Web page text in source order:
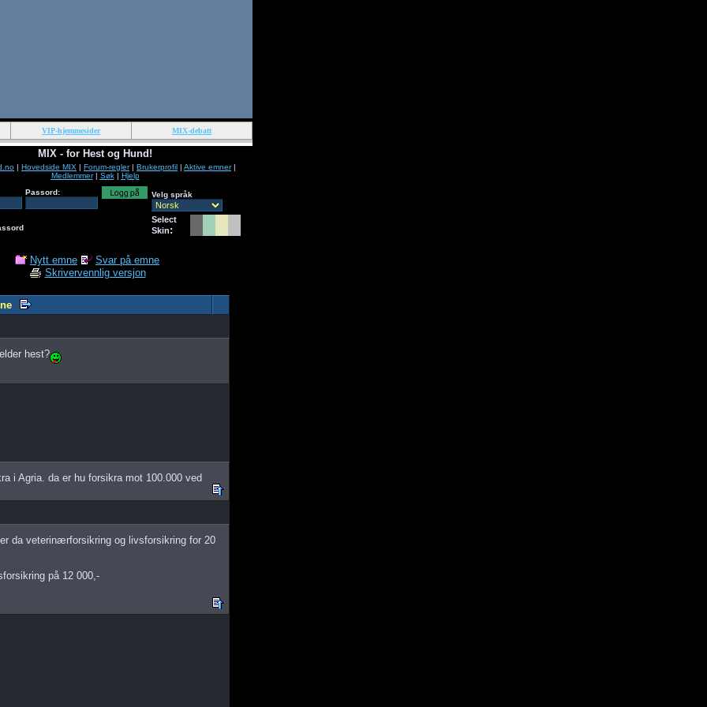
VIP-hjemmesider MIX-debatt
MIX - for Hest og Hund!
| Hovedside MIX | Forum-regler| Brukerprofil | Aktive emner|
Medlemmer| Søk| Hjelp
Passord:
Velg språk
Select
Skin:
Nytt emne
Svar på emne
Skrivervennlig versjon
hest?
i Agria. da er hu forsikra mot 100.000 ved
da veterinærforsikring og livsforsikring for 20
på 12 000,-